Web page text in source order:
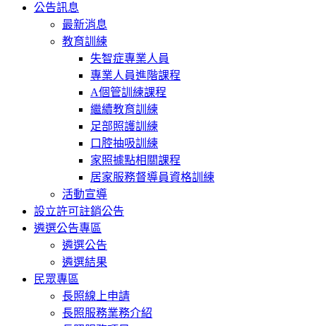
公告訊息
最新消息
教育訓練
失智症專業人員
專業人員進階課程
A個管訓練課程
繼續教育訓練
足部照護訓練
口腔抽吸訓練
家照據點相關課程
居家服務督導員資格訓練
活動宣導
設立許可註銷公告
遴選公告專區
遴選公告
遴選結果
民眾專區
長照線上申請
長照服務業務介紹